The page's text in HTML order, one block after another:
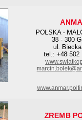
POLSKA -
38 - 300
ul.
tel.: +48 502
ZREMB